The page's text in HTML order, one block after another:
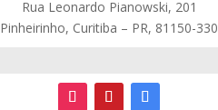
Rua Leonardo Pianowski, 201
Pinheirinho, Curitiba – PR, 81150-330